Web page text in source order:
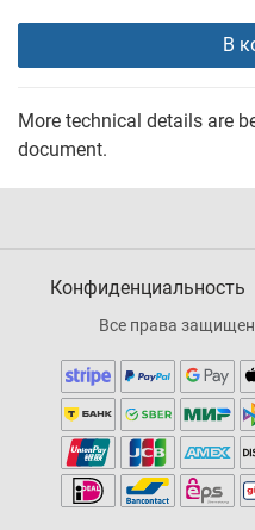
В
More technical details are
document.
Конфиденциальность
Все права